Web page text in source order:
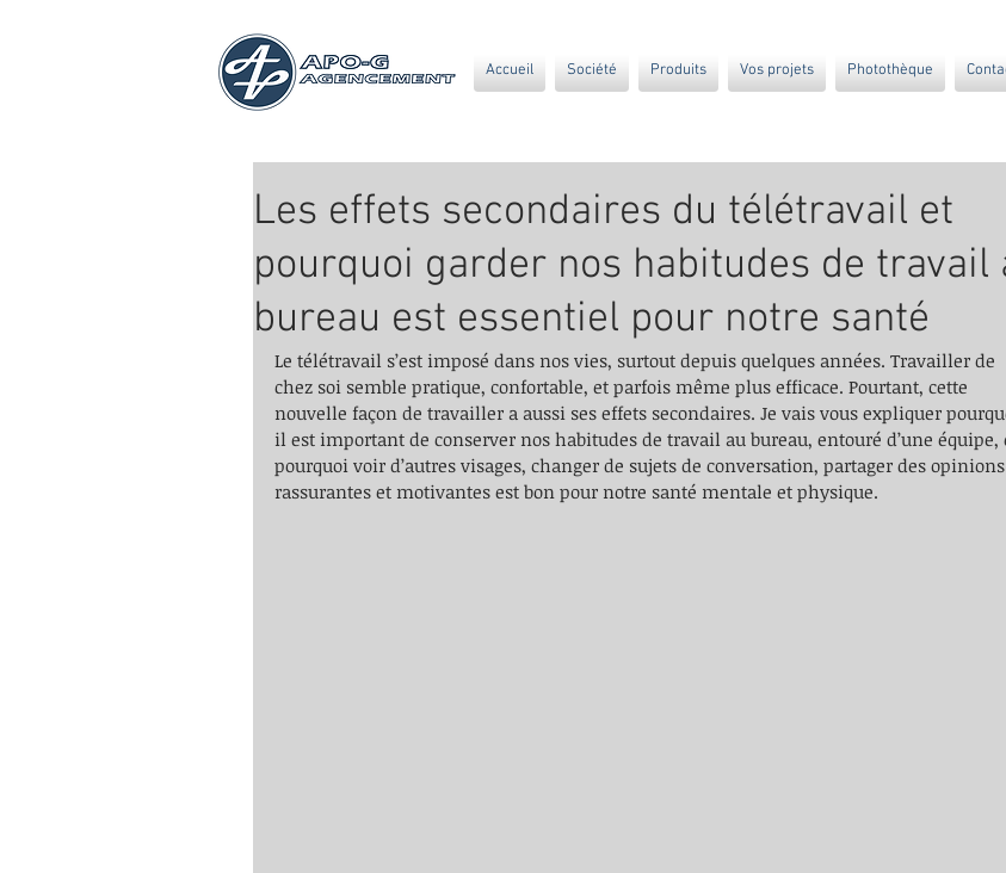
Accueil Société Produits Vos projets Photothèque
Les effets secondaires du télétravail et
pourquoi garder nos habitudes de travail
bureau est essentiel pour notre santé
Le télétravail s’est imposé dans nos vies, surtout depuis quelques années. Travailler de
chez soi semble pratique, confortable, et parfois même plus efficace. Pourtant, cette
nouvelle façon de travailler a aussi ses effets secondaires. Je vais vous expliquer
il est important de conserver nos habitudes de travail au bureau, entouré d’une équipe,
pourquoi voir d’autres visages, changer de sujets de conversation, partager des opinions
rassurantes et motivantes est bon pour notre santé mentale et physique.